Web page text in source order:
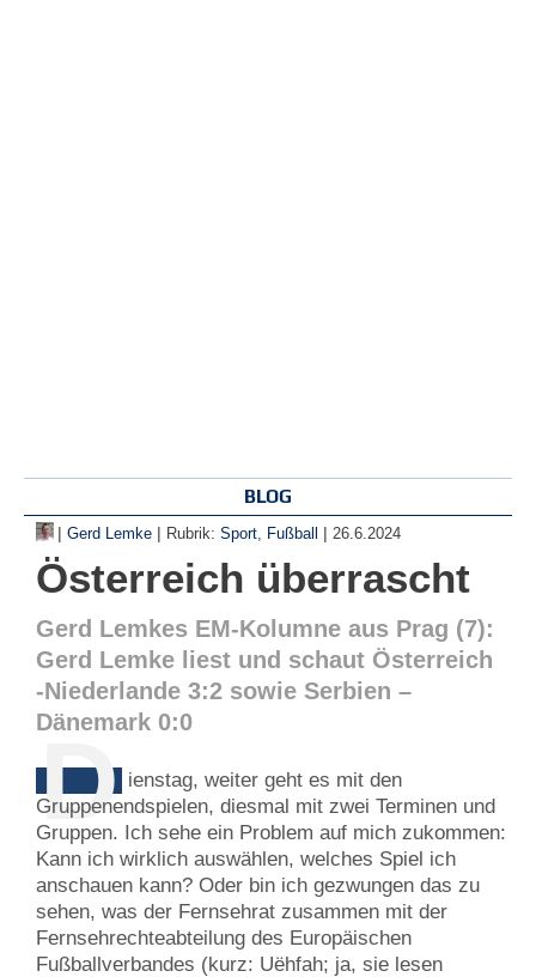
BLOG
| Gerd Lemke | Rubrik: Sport Fußball | 26.6.2024
Österreich überrascht
Gerd Lemkes EM-Kolumne aus Prag (7):
Gerd Lemke liest und schaut Österreich
-Niederlande 3:2 sowie Serbien –
Dänemark 0:0
D ienstag, weiter geht es mit den
Gruppenendspielen, diesmal mit zwei Terminen und
Gruppen. Ich sehe ein Problem auf mich zukommen:
Kann ich wirklich auswählen, welches Spiel ich
anschauen kann? Oder bin ich gezwungen das zu
sehen, was der Fernsehrat zusammen mit der
Fernsehrechteabteilung des Europäischen
Fußballverbandes (kurz: Uëhfah; ja, sie lesen